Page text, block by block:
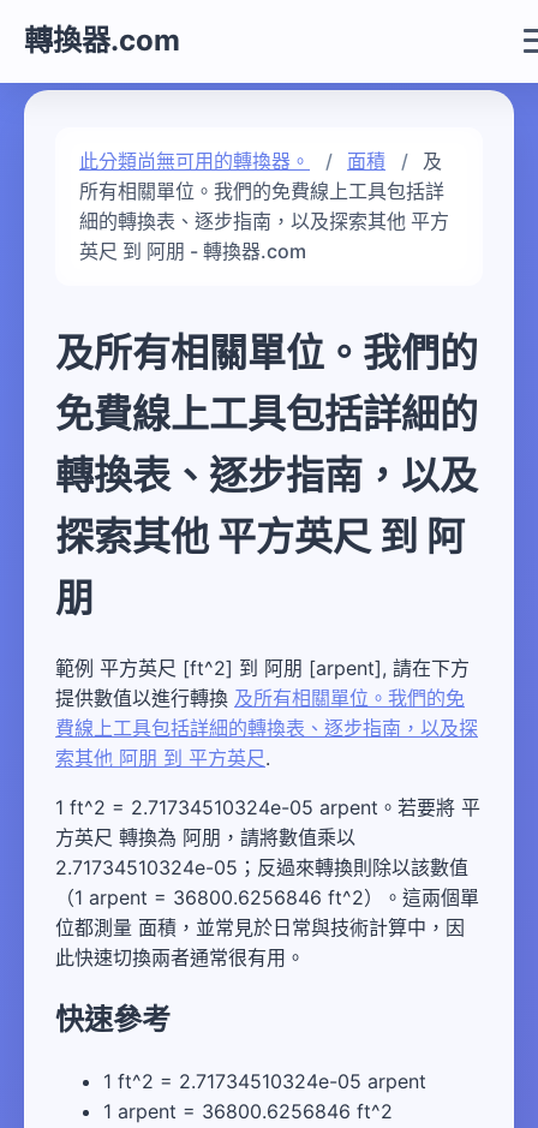
轉換器.com
此分類尚無可用的轉換器。 面積
及
所有相關單位。我們的免費線上工具包括詳
細的轉換表、逐步指南，以及探索其他 平方
英尺 到 阿朋 - 轉換器.com
及所有相關單位。我們的
免費線上工具包括詳細的
轉換表、逐步指南，以及
探索其他 平方英尺 到 阿
朋
範例 平方英尺 [ft^2] 到 阿朋 [arpent], 請在下方
提供數值以進行轉換 及所有相關單位。我們的免
費線上工具包括詳細的轉換表、逐步指南，以及探
索其他 阿朋 到 平方英尺.
1 ft^2 = 2.71734510324e-05 arpent。若要將 平
方英尺 轉換為 阿朋，請將數值乘以
2.71734510324e-05；反過來轉換則除以該數值
（1 arpent = 36800.6256846 ft^2）。這兩個單
位都測量 面積，並常見於日常與技術計算中，因
此快速切換兩者通常很有用。
快速參考
1 ft^2 = 2.71734510324e-05 arpent
1 arpent = 36800.6256846 ft^2